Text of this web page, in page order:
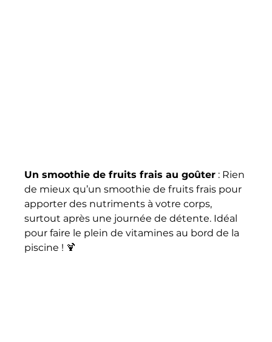
Un smoothie de fruits frais au goûter : Rien
de mieux qu’un smoothie de fruits frais pour
apporter des nutriments à votre corps,
surtout après une journée de détente. Idéal
pour faire le plein de vitamines au bord de la
piscine ! 🍹